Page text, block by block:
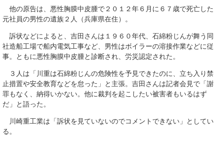
他の原告は、悪性胸膜中皮腫で２０１２年６月に６７歳で死亡した
元社員の男性の遺族２人（兵庫県在住）。
訴状などによると、吉田さんは１９６０年代、石綿粉じんが舞う同
社造船工場で船内電気工事など、男性はボイラーの溶接作業などに従
事。ともに悪性胸膜中皮腫と診断され、労災認定された。
３人は「川重は石綿粉じんの危険性を予見できたのに、立ち入り禁
止措置や安全教育などを怠った」と主張。吉田さんは記者会見で「謝
罪もなく、納得いかない。他に裁判を起こしたい被害者もいるはず
だ」と語った。
川崎重工業は「訴状を見ていないのでコメントできない」としてい
る。